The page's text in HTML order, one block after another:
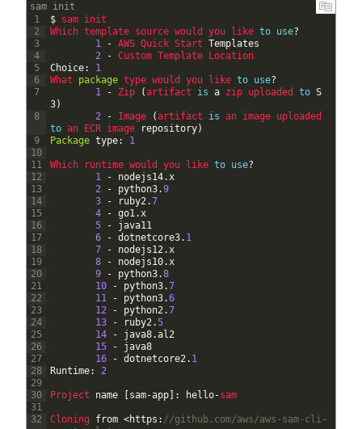
sam init
1
2
3
4
5
6
7
8
9
10
11
12
13
14
15
16
17
18
19
20
21
22
23
24
25
26
27
28
29
30
31
32
$ sam init
Which template source would you like to use?
1
- AWS Quick Start Templates
2
- Custom Template
Location
Choice:
1
What package type would you like to use?
1
- Zip (artifact is a zip uploaded to S
3)
2
- Image (artifact is an image
to an ECR image repository)
Package type: 1
Which runtime would you like to use?
1
- nodejs14.x
2
- python3.9
3
- ruby2.7
4
- go1.x
5
-
java11
6
- dotnetcore3. 1
7
- nodejs12.x
8
- nodejs10.x
9
- python3.8
10
- python3.7
11
- python3.6
12
- python2.7
13
- ruby2.5
14
- java8.al2
15
-
java8
16
- dotnetcore2. 1
Runtime: 2
Project name sam-app : hello-sam
Cloning from <https : //github.com/aws/aws-sam-cli-